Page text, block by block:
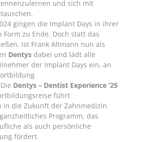
und sich mit
gingen die Implant Days in ihrer
zu Ende. Doch statt das
ist Frank Altmann nun als
Dentys dabei und lädt alle
der Implant Days ein, an
Dentys – Dentist Experience ’25
führt
in die Zukunft der Zahnmedizin
Programm, das
als auch persönliche
fördert.